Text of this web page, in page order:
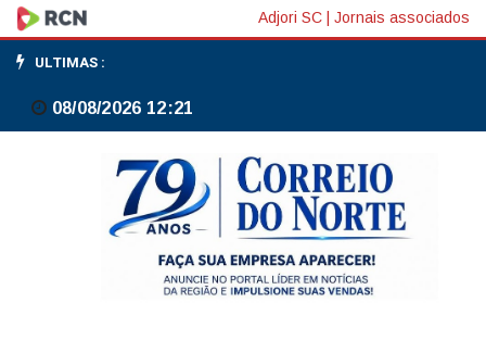
Brasil
e
USTR
reconhecem
preciso
Adjori SC Jornais associados
ULTIMAS :
08/08/2026 12:21